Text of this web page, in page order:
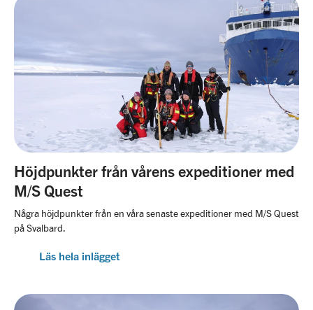
Höjdpunkter från vårens expeditioner med
M/S Quest
Några höjdpunkter från en våra senaste expeditioner med M/S Quest
på Svalbard.
Läs hela inlägget